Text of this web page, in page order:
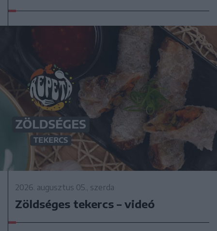
2026. augusztus 05., szerda
Zöldséges tekercs – videó